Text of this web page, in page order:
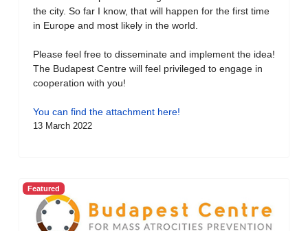
the city. So far I know, that will happen for the first time
in Europe and most likely in the world.
Please feel free to disseminate and implement the idea!
The Budapest Centre will feel privileged to engage in
cooperation with you!
You can find the attachment here!
13 March 2022
Featured